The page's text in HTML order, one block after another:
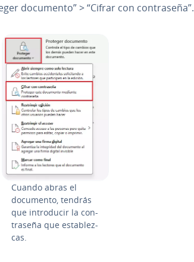
documento” > “Cifrar con co­n­tra­se­ña”.
Cuando abras el
documento, tendrás
que in­tro­du­cir la co­n­
tra­se­ña que es­ta­ble­z­
cas.